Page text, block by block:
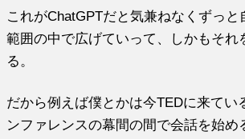
これがChatGPTだと気兼ねなくずっと
範囲の中で広げていって、しかもそれ
る。
だから例えば僕とかは今TEDに来てい
ンファレンスの幕間の間で会話を始め